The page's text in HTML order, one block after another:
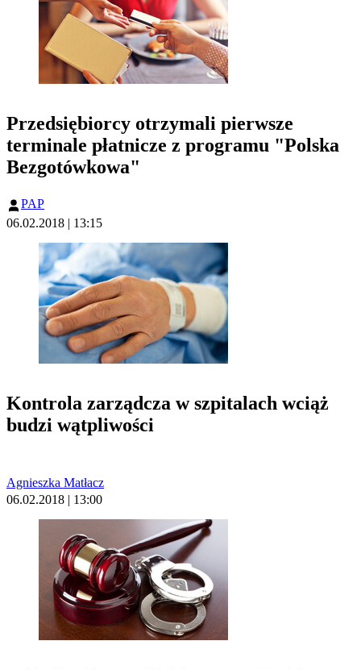
Przedsiębiorcy otrzymali pierwsze
terminale płatnicze z programu "Polska
Bezgotówkowa"
PAP
06.02.2018 | 13:15
Kontrola zarządcza w szpitalach wciąż
budzi wątpliwości
Agnieszka Matłacz
06.02.2018 | 13:00